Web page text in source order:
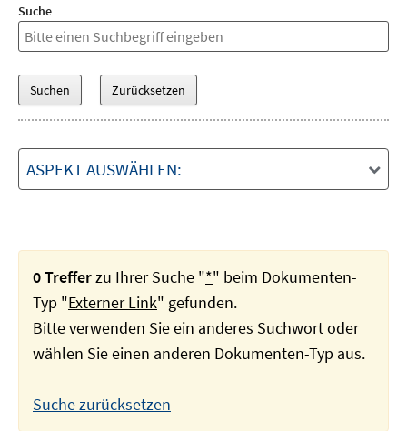
Suche
ASPEKT AUSWÄHLEN:
0 Trefferzu Ihrer Suche "*" beim Dokumenten-
Typ "Externer Link" gefunden.
Bitte verwenden Sie ein anderes Suchwort oder
wählen Sie einen anderen Dokumenten-Typ aus.
Suche zurücksetzen